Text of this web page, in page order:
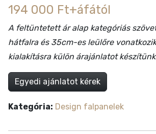
194 000 Ft+áfától
A feltüntetett ár alap kategóriás
hátfalra és 35cm-es leülőre
kialakításra külön árajánlatot
Egyedi ajánlatot kérek
Kategória: Design falpanelek